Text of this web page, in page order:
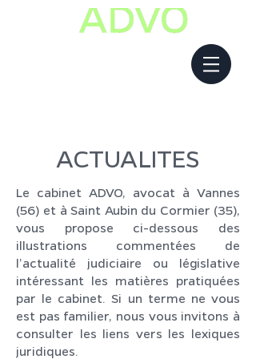
ACTUALITES
Le cabinet ADVO, avocat à Vannes
(56) et à Saint Aubin du Cormier (35),
vous propose ci-dessous des
illustrations commentées de
l’actualité judiciaire ou législative
intéressant les matières pratiquées
par le cabinet. Si un terme ne vous
est pas familier, nous vous invitons à
consulter les liens vers les lexiques
juridiques.